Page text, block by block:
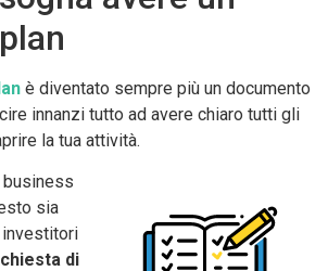
è diventato sempre più un documento
innanzi tutto ad avere chiaro tutti gli
la tua attività.
business
sia
investitori
di